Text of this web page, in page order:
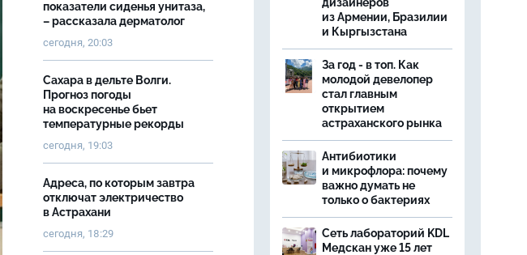
показатели сиденья унитаза,
– рассказала дерматолог
сегодня, 20:03
Сахара в дельте Волги.
Прогноз погоды
на воскресенье бьет
температурные рекорды
сегодня, 19:03
Адреса, по которым завтра
отключат электричество
в Астрахани
сегодня, 18:29
из Армении, Бразилии
и Кыргызстана
За год - в топ. Как
молодой девелопер
стал главным
открытием
астраханского рынка
Антибиотики
и микрофлора: почему
важно думать не
только о бактериях
Сеть лабораторий KDL
Медскан уже 15 лет